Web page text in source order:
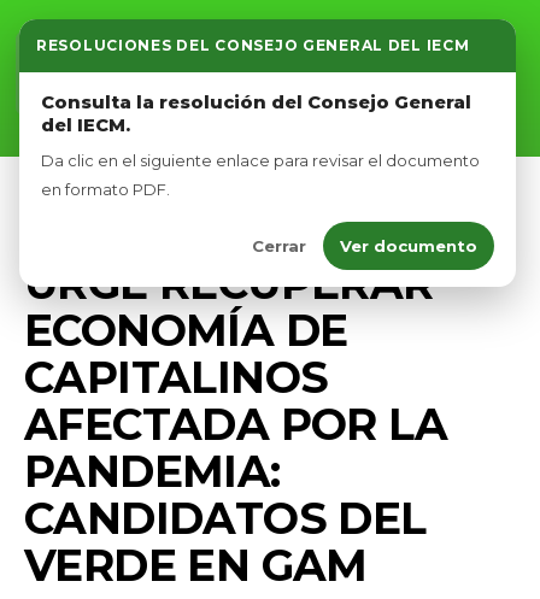
RESOLUCIONES DEL CONSEJO GENERAL DEL IECM
Consulta la resolución del Consejo General
del IECM.
Da clic en el siguiente enlace para revisar el documento
en formato PDF.
Cerrar Ver documento
Inicio
Nosotros
Afíliate
PRENSA
URGE RECUPERAR
ECONOMÍA DE
CAPITALINOS
AFECTADA POR LA
PANDEMIA:
CANDIDATOS DEL
VERDE EN GAM